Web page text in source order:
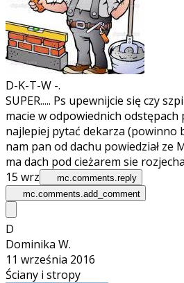
D-K-T-W -.
SUPER..... Ps upewnijcie się czy
macie w odpowiednich odstępach
najlepiej pytać dekarza (powinno
nam pan od dachu powiedział ze
ma dach pod cieżarem sie
15 wrz
mc.comments.reply
mc.comments.add_comment
D
Dominika W.
11 września 2016
Ściany i stropy